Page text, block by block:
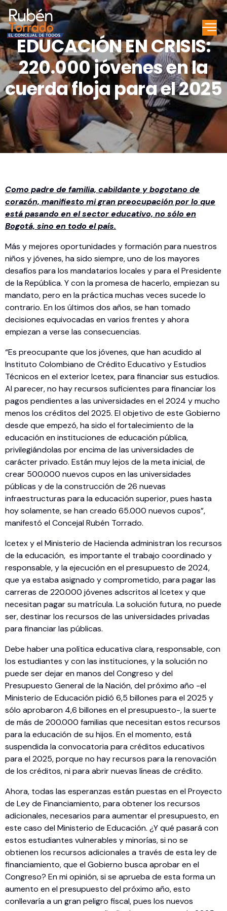
EDUCACIÓN EN CRISIS:
220.000 jóvenes en la
cuerda floja para el 2025
Como padre de familia, cabildante y bogotano de
corazón, manifiesto mi gran preocupación por lo que
está pasando en el sector educativo, no sólo en
Bogotá, sino en todo el país.
Más y mejores oportunidades y formación para nuestros
niños y jóvenes, ha sido siempre, uno de los mayores
desafíos para los mandatarios locales y para el Presidente
de la República. Y con la promesa de hacerlo, empiezan su
mandato, pero en la práctica muchas veces sucede lo
contrario. En los últimos dos años, se han tomado
decisiones equivocadas en varios frentes y ahora
empiezan a verse las consecuencias.
“Es preocupante que los jóvenes, que han acudido al
Instituto Colombiano de Crédito Educativo y Estudios
Técnicos en el exterior Icetex, para financiar sus estudios.
Al parecer, no hay recursos suficientes para financiar los
pagos pendientes a las universidades en el 2024 y mucho
menos los créditos del 2025. El objetivo de este Gobierno
desde que empezó, ha sido el fortalecimiento de la
educación en instituciones de educación pública,
privilegiándolas por encima de las universidades de
carácter privado. Están muy lejos de la meta inicial, de
crear 500.000 nuevos cupos en las universidades
públicas y de la construcción de 26 nuevas
infraestructuras para la educación superior, pues hasta
hoy solamente, se han creado 65.000 nuevos cupos”,
manifestó el Concejal Rubén Torrado.
Icetex y el Ministerio de Hacienda administran los recursos
de la educación, es importante el trabajo coordinado y
responsable, y la ejecución en el presupuesto de 2024,
que ya estaba asignado y comprometido, para pagar las
carreras de 220.000 jóvenes adscritos al Icetex y que
necesitan pagar su matrícula. La solución futura, no puede
ser, destinar los recursos de las universidades privadas
para financiar las públicas.
Debe haber una política educativa clara, responsable, con
los estudiantes y con las instituciones, y la solución no
puede ser dejar en manos del Congreso y del
Presupuesto General de la Nación, del próximo año -el
Ministerio de Educación pidió 6,5 billones para el 2025 y
sólo aprobaron 4,6 billones en el presupuesto-, la suerte
de más de 200.000 familias que necesitan estos recursos
para la educación de su hijos. En el momento, está
suspendida la convocatoria para créditos educativos
para el 2025, porque no hay recursos para la renovación
de los créditos, ni para abrir nuevas líneas de crédito.
Ahora, todas las esperanzas están puestas en el Proyecto
de Ley de Financiamiento, para obtener los recursos
adicionales, necesarios para aumentar el presupuesto, en
este caso del Ministerio de Educación. ¿Y qué pasará con
estos estudiantes vulnerables y minorías, si no se
obtienen los recursos adicionales a través de esta ley de
financiamiento, que el Gobierno busca aprobar en el
Congreso? En mi opinión, si se aprueba de esta forma un
aumento en el presupuesto del próximo año, esto
conllevaría a un gran peligro fiscal, pues los nuevos